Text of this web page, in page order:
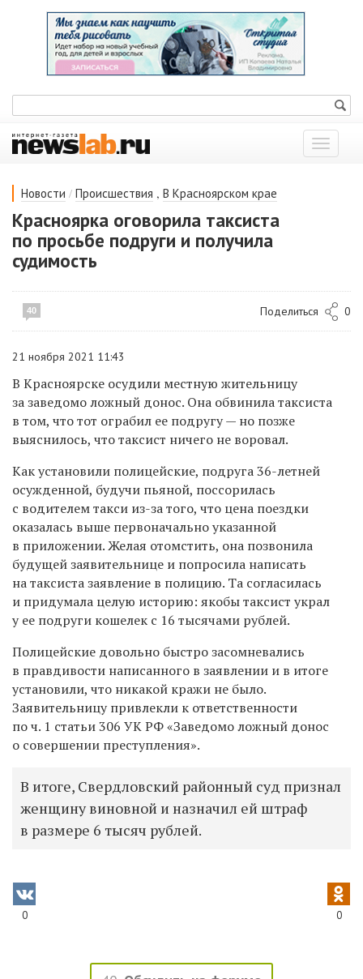
Показать
меню
Новости / Происшествия , В Красноярском крае
Красноярка оговорила таксиста
по просьбе подруги и получила
судимость
40 Поделиться 0
21 ноября 2021 11:43
В Красноярске осудили местную жительницу
за заведомо ложный донос. Она обвинила таксиста
в том, что тот ограбил ее подругу — но позже
выяснилось, что таксист ничего не воровал.
Как установили полицейские, подруга 36-летней
осужденной, будучи пьяной, поссорилась
с водителем такси из-за того, что цена поездки
оказалась выше первоначально указанной
в приложении. Желая отомстить, она позвонила
будущей заявительнице и попросила написать
на таксиста заявление в полицию. Та согласилась
и придумала целую историю: якобы таксист украл
у ее подруги кошелек с 16 тысячами рублей.
Полицейские довольно быстро засомневались
в правдивости написанного в заявлении и в итоге
установили, что никакой кражи не было.
Заявительницу привлекли к ответственности
поч. 1 статьи 306 УК РФ «Заведомо ложный донос
о совершении преступления».
В итоге, Свердловский районный суд признал
женщину виновной и назначил ей штраф
в размере 6 тысяч рублей.
0 0